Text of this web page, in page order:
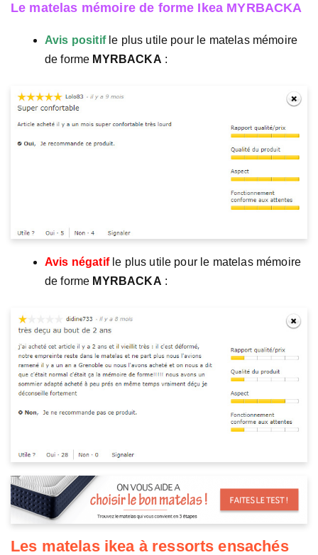
Le matelas mémoire de forme Ikea MYRBACKA
Avis positif le plus utile pour le matelas mémoire
de forme MYRBACKA :
Avis négatifle plus utile pour le matelas mémoire
de forme MYRBACKA :
Les matelas ikea à ressorts ensachés